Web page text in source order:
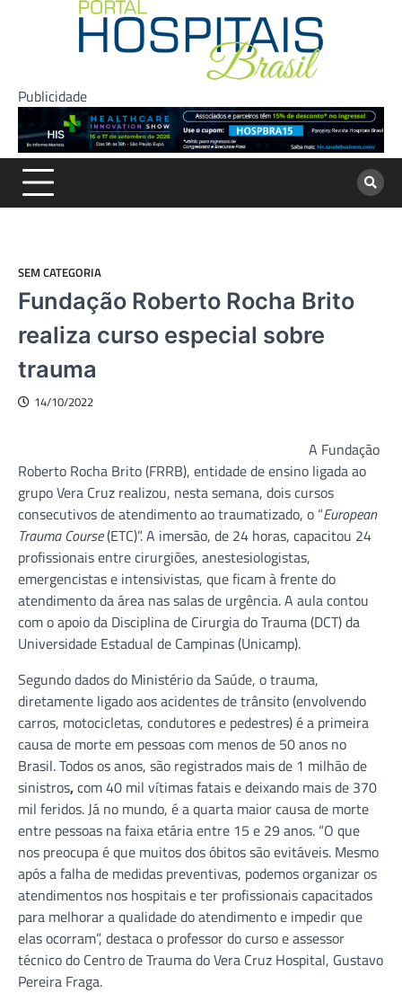
Publicidade
SEM CATEGORIA
Fundação Roberto Rocha Brito
realiza curso especial sobre
trauma
14/10/2022
A Fundação
Roberto Rocha Brito (FRRB), entidade de ensino ligada ao
grupo Vera Cruz realizou, nesta semana, dois cursos
consecutivos de atendimento ao traumatizado, o “European
Trauma Course(ETC)”. A imersão, de 24 horas, capacitou 24
profissionais entre cirurgiões, anestesiologistas,
emergencistas e intensivistas, que ficam à frente do
atendimento da área nas salas de urgência. A aula contou
com o apoio da Disciplina de Cirurgia do Trauma (DCT) da
Universidade Estadual de Campinas (Unicamp).
Segundo dados do Ministério da Saúde, o trauma,
diretamente ligado aos acidentes de trânsito (envolvendo
carros, motocicletas, condutores e pedestres) é a primeira
causa de morte em pessoas com menos de 50 anos no
Brasil. Todos os anos, são registrados mais de 1 milhão de
sinistros,com 40 mil vítimas fatais e deixando mais de 370
mil feridos. Já no mundo, é a quarta maior causa de morte
entre pessoas na faixa etária entre 15 e 29 anos. “O que
nos preocupa é que muitos dos óbitos são evitáveis. Mesmo
após a falha de medidas preventivas, podemos organizar os
atendimentos nos hospitais e ter profissionais capacitados
para melhorar a qualidade do atendimento e impedir que
elas ocorram”, destaca o professor do curso e assessor
técnico do Centro de Trauma do Vera Cruz Hospital, Gustavo
Pereira Fraga.